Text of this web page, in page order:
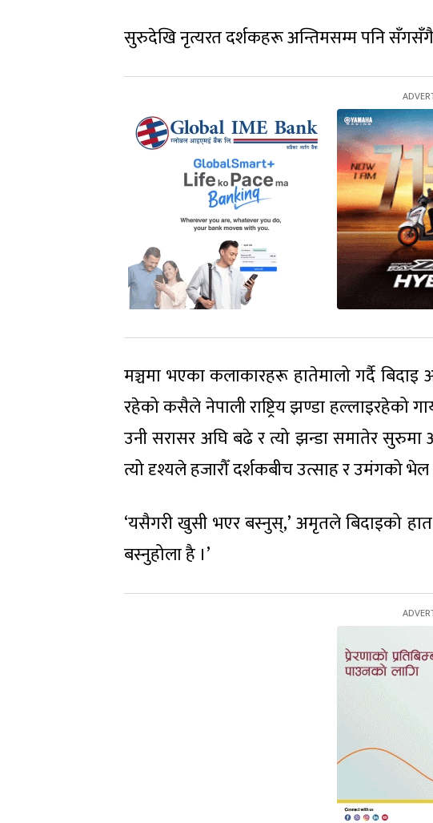
सुरुदेखि नृत्यरत दर्शकहरू अन्तिमसम्म पनि सँगसँगै
मञ्चमा भएका कलाकारहरू हातेमालो गर्दै बिदाइ
रहेको कसैले नेपाली राष्ट्रिय झण्डा
उनी सरासर अघि बढे र त्यो झन्डा समातेर
त्यो दृश्यले हजारौँ दर्शकबीच उत्साह र उमंगको
‘यसैगरी खुसी भएर बस्नुस्,’ अमृतले बिदाइको
बस्नुहोला है ।’